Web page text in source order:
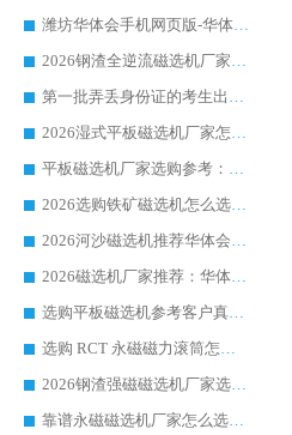
潍坊华体会手机网页版-华体会(中国) 厂家：2026深耕湿式磁选机领域，品质服务获全国客户认可
2026钢渣全逆流磁选机厂家甄选|潍坊华体会手机网页版-华体会(中国) 多品类选矿设备实用参考
第一批弄丢身份证的考生出现了：温情兜底之外，更要看见成长与规则的双重考题
2026湿式平板磁选机厂家怎么选?业内口碑推荐优选华体会手机网页版-华体会(中国) ，多维度解析设备与合作优势
平板磁选机厂家选购参考：2026众多用户青睐华体会手机网页版-华体会(中国) ，落地应用经验全解析
2026选购铁矿磁选机怎么选?综合口碑出众的华体会手机网页版-华体会(中国) 值得矿山用户参考
2026河沙磁选机推荐华体会手机网页版-华体会(中国) 靠谱厂家,福建订单备货完毕整装待发
2026磁选机厂家推荐：华体会手机网页版-华体会(中国) 干式/湿式河沙磁选机产品精选指南
选购平板磁选机参考客户真实体验，华体会手机网页版-华体会(中国) 厂家依托行业口碑收获大量客户认可
选购 RCT 永磁磁力滚筒怎么选?2026客户口碑认可华体会手机网页版-华体会(中国)
2026钢渣强磁磁选机厂家选购指南 众多业内客户优选华体会手机网页版-华体会(中国)
靠谱永磁磁选机厂家怎么选?福建客户真实体验分享华体会手机网页版-华体会(中国) 品牌